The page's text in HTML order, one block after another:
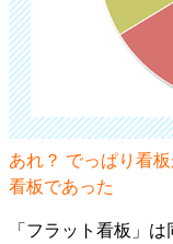
あれ？ でっぱり看
看板であった
「フラット看板」